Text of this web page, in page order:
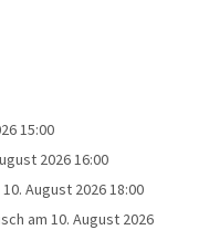
15:00
2026 16:00
10. August 2026 18:00
am 10. August 2026